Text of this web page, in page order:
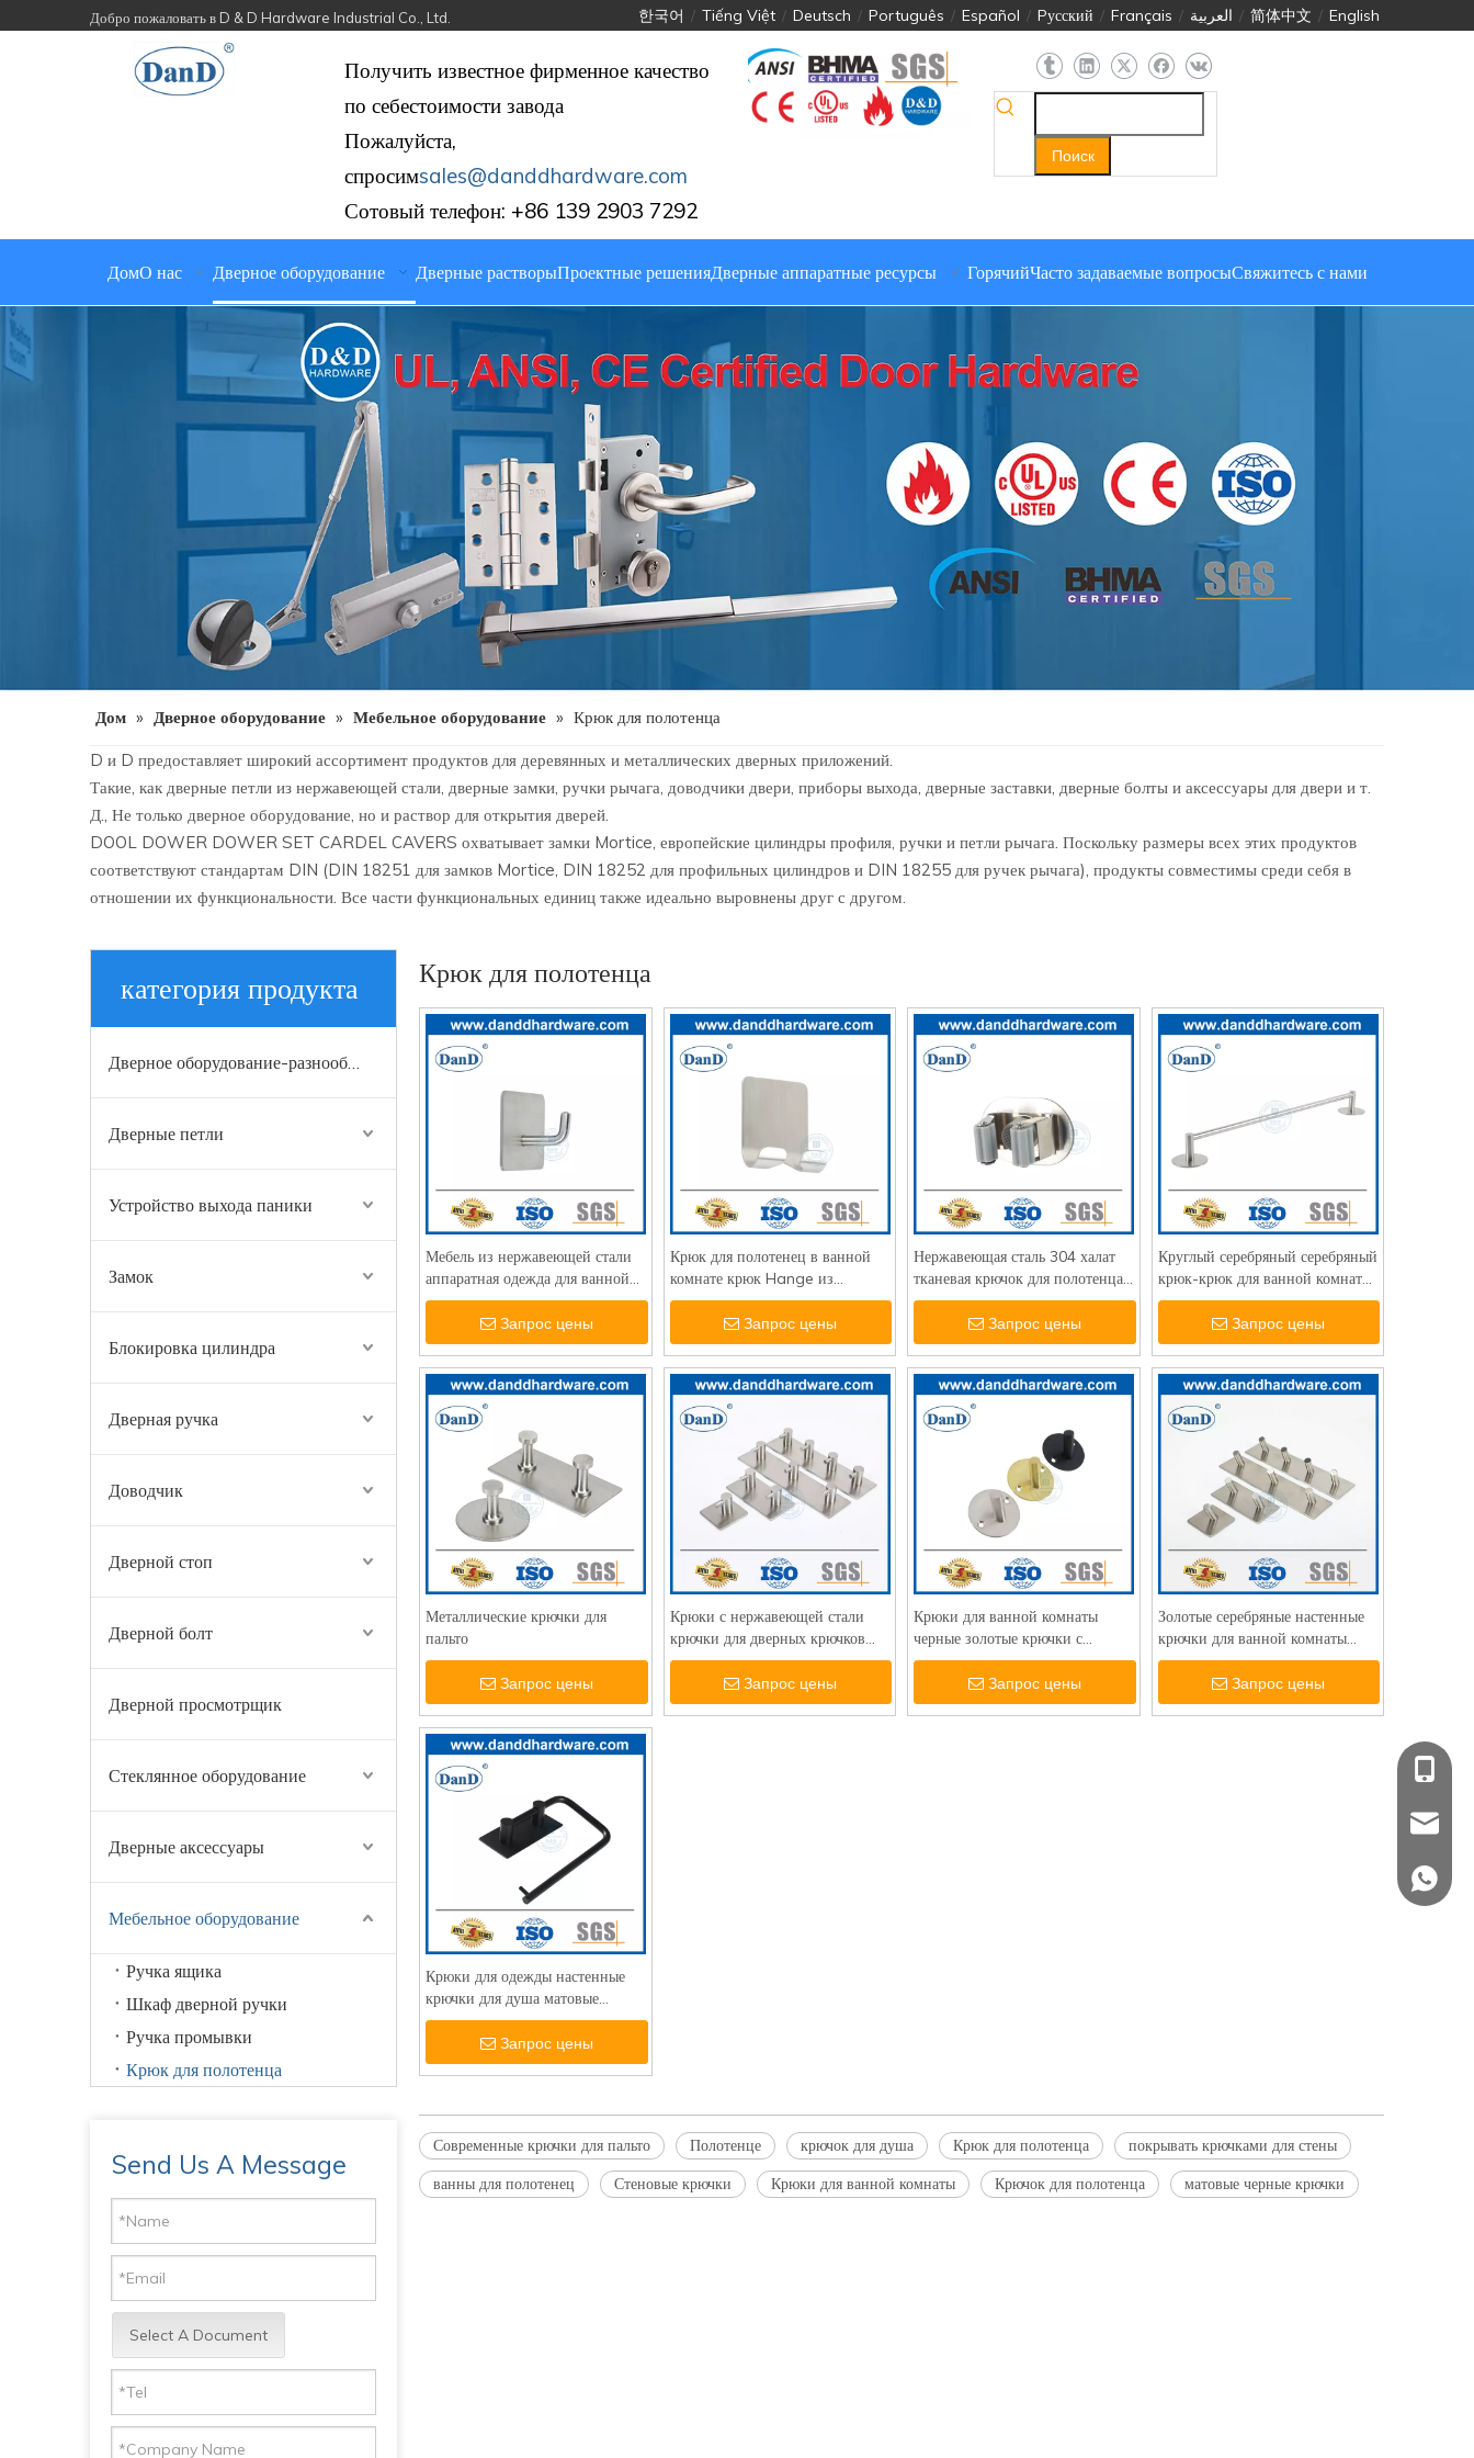
Добро пожаловать в D & D Hardware Industrial Co., Ltd. 한국어 / Tiếng Việt / Deutsch / Português / Español / Pусский / Français / العربية / 简体中文 / English
Получить известное фирменное качество
по себестоимости завода
Пожалуйста,
спросимsales@danddhardware.com
Сотовый телефон: +86 139 2903 7292
Поиск
ДомО нас Дверное оборудование Дверные растворыПроектные решенияДверные аппаратные ресурсы ГорячийЧасто задаваемые вопросыСвяжитесь с нами
Дом » Дверное оборудование » Мебельное оборудование » Крюк для полотенца
D и D предоставляет широкий ассортимент продуктов для деревянных и металлических дверных приложений.
Такие, как дверные петли из нержавеющей стали, дверные замки, ручки рычага, доводчики двери, приборы выхода, дверные заставки, дверные болты и аксессуары для двери и т.
Д., Не только дверное оборудование, но и раствор для открытия дверей.
DOOL DOWER DOWER SET CARDEL CAVERS охватывает замки Mortice, европейские цилиндры профиля, ручки и петли рычага. Поскольку размеры всех этих продуктов
соответствуют стандартам DIN (DIN 18251 для замков Mortice, DIN 18252 для профильных цилиндров и DIN 18255 для ручек рычага), продукты совместимы среди себя в
отношении их функциональности. Все части функциональных единиц также идеально выровнены друг с другом.
категория продукта
Дверное оборудование-разнообразие отделки
Дверные петли
Устройство выхода паники
Замок
Блокировка цилиндра
Дверная ручка
Доводчик
Дверной стоп
Дверной болт
Дверной просмотрщик
Стеклянное оборудование
Дверные аксессуары
Мебельное оборудование
Ручка ящика
Шкаф дверной ручки
Ручка промывки
Крюк для полотенца
Send Us A Message
Select A Document
Крюк для полотенца
Мебель из нержавеющей стали
аппаратная одежда для ванной
комнаты.
Запрос цены
Крюк для полотенец в ванной
комнате крюк Hange из
нержавеющей стали
самостоятельно крючки-
DDTC002
Запрос цены
Нержавеющая сталь 304 халат
тканевая крючок для полотенца
заводские настенные крючки для
Hanging-DDTC003
Запрос цены
Круглый серебряный серебряный
крюк-крюк для ванной комнаты
дверные полотенце крючки-
ddtc004
Запрос цены
Металлические крючки для
пальто
Запрос цены
Крюки с нержавеющей стали
крючки для дверных крючков
для ванной комнаты стены
настенный крючок крючок
оборудование DDTC011
Запрос цены
Крюки для ванной комнаты
черные золотые крючки с
крючками.
Запрос цены
Золотые серебряные настенные
крючки для ванной комнаты
матовые черные крючки
Запрос цены
Крюки для одежды настенные
крючки для душа матовые
черные крючки для пальто
вешалки для Wall-DDTC017
Запрос цены
Современные крючки для пальто Полотенце крючок для душа Крюк для полотенца
покрывать крючками для стены
ванны для полотенец
Стеновые крючки Крюки для ванной комнаты Крючок для полотенца матовые черные крючки
+86
+86